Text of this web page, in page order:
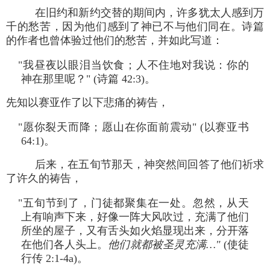
在旧约和新约交替的期间内，许多犹太人感到万
千的愁苦，因为他们感到了神已不与他们同在。诗篇
的作者也曾体验过他们的愁苦，并如此写道：
"我昼夜以眼泪当饮食；人不住地对我说：你的
神在那里呢？" (诗篇 42:3)。
先知以赛亚作了以下悲痛的祷告，
"愿你裂天而降；愿山在你面前震动" (以赛亚书
64:1)。
后来，在五旬节那天，神突然间回答了他们祈求
了许久的祷告，
"五旬节到了，门徒都聚集在一处。忽然，从天
上有响声下来，好像一阵大风吹过，充满了他们
所坐的屋子，又有舌头如火焰显现出来，分开落
在他们各人头上。 他们就都被圣灵充满…"(使徒
行传 2:1-4a)。